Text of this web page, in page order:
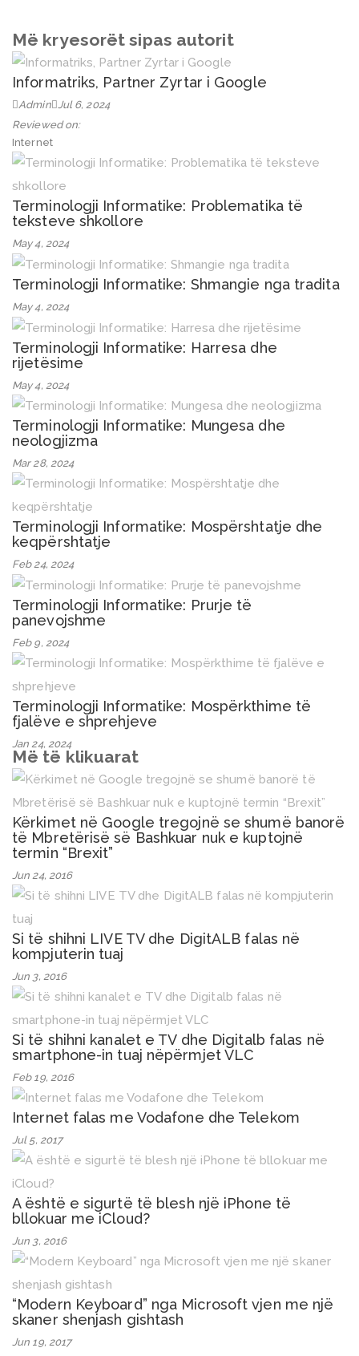
Më kryesorët sipas autorit
Informatriks, Partner Zyrtar i Google
Admin Jul 6, 2024
Reviewed on:
Internet
Terminologji Informatike: Problematika të
teksteve shkollore
May 4, 2024
Terminologji Informatike: Shmangie nga tradita
May 4, 2024
Terminologji Informatike: Harresa dhe
rijetësime
May 4, 2024
Terminologji Informatike: Mungesa dhe
neologjizma
Mar 28, 2024
Terminologji Informatike: Mospërshtatje dhe
keqpërshtatje
Feb 24, 2024
Terminologji Informatike: Prurje të
panevojshme
Feb 9, 2024
Terminologji Informatike: Mospërkthime të
fjalëve e shprehjeve
Jan 24, 2024
Më të klikuarat
Kërkimet në Google tregojnë se shumë banorë
të Mbretërisë së Bashkuar nuk e kuptojnë
termin “Brexit”
Jun 24, 2016
Si të shihni LIVE TV dhe DigitALB falas në
kompjuterin tuaj
Jun 3, 2016
Si të shihni kanalet e TV dhe Digitalb falas në
smartphone-in tuaj nëpërmjet VLC
Feb 19, 2016
Internet falas me Vodafone dhe Telekom
Jul 5, 2017
A është e sigurtë të blesh një iPhone të
bllokuar me iCloud?
Jun 3, 2016
“Modern Keyboard” nga Microsoft vjen me një
skaner shenjash gishtash
Jun 19, 2017